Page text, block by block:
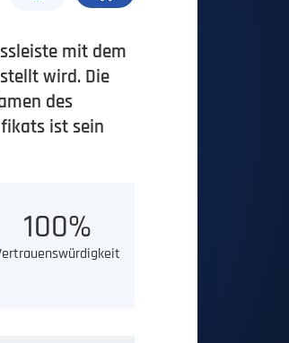
mit dem
wird. Die
des
ist sein
100%